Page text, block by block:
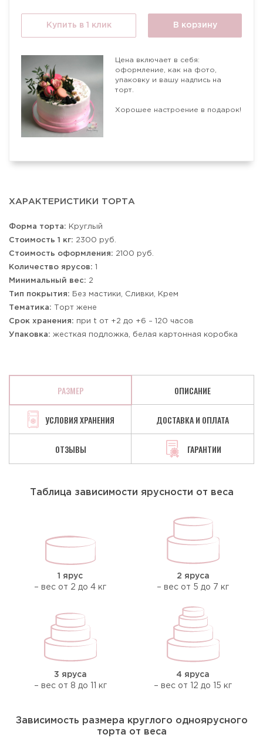
Купить в 1 клик В корзину
Цена включает в себя:
оформление, как на фото,
упаковку и вашу надпись на
торт.
Хорошее настроение в подарок!
ХАРАКТЕРИСТИКИ ТОРТА
Форма торта: Круглый
Стоимость 1 кг: 2300 руб.
Стоимость оформления: 2100 руб.
Количество ярусов: 1
Минимальный вес: 2
Тип покрытия: Без мастики, Сливки, Крем
Тематика: Торт жене
Срок хранения: при t от +2 до +6 – 120 часов
Упаковка: жесткая подложка, белая картонная коробка
РАЗМЕР ОПИСАНИЕ
УСЛОВИЯ ХРАНЕНИЯ ДОСТАВКА И ОПЛАТА
ОТЗЫВЫ ГАРАНТИИ
Таблица зависимости ярусности от веса
1 ярус
– вес от 2 до 4 кг
2 яруса
– вес от 5 до 7 кг
3 яруса
– вес от 8 до 11 кг
4 яруса
– вес от 12 до 15 кг
Зависимость размера круглого одноярусного
торта от веса